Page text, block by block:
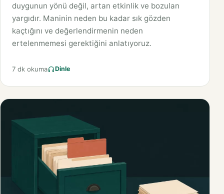
duygunun yönü değil, artan etkinlik ve bozulan
yargıdır. Maninin neden bu kadar sık gözden
kaçtığını ve değerlendirmenin neden
ertelenmemesi gerektiğini anlatıyoruz.
7 dk okuma Dinle